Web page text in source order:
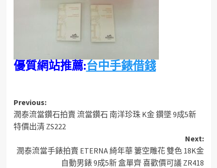
優質網站推薦:台中手錶借錢
Post
navigation
Previous:
潤泰流當鑽石拍賣 流當鑽石 南洋珍珠 K金 鑽墜 9成5新
特價出清 ZS222
Next:
潤泰流當手錶拍賣 ETERNA 綺年華 簍空雕花 雙色 18K金
自動男錶 9成5新 盒單齊 喜歡價可議 ZR418